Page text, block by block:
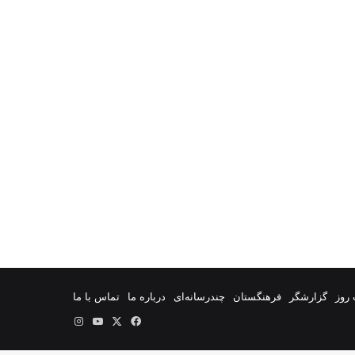
گزارشگر فرهنگستان چندرسانه‌ای درباره ما
تماس با ما
فیس
یوتیوب